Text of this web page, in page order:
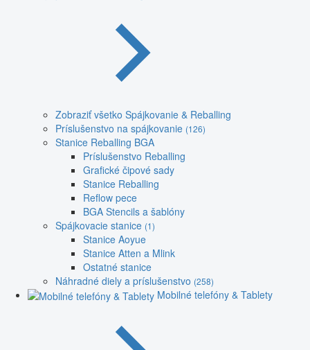
Zobraziť všetko Spájkovanie & Reballing
Príslušenstvo na spájkovanie (126)
Stanice Reballing BGA
Príslušenstvo Reballing
Grafické čipové sady
Stanice Reballing
Reflow pece
BGA Stencils a šablóny
Spájkovacie stanice (1)
Stanice Aoyue
Stanice Atten a Mlink
Ostatné stanice
Náhradné diely a príslušenstvo (258)
Mobilné telefóny & Tablety